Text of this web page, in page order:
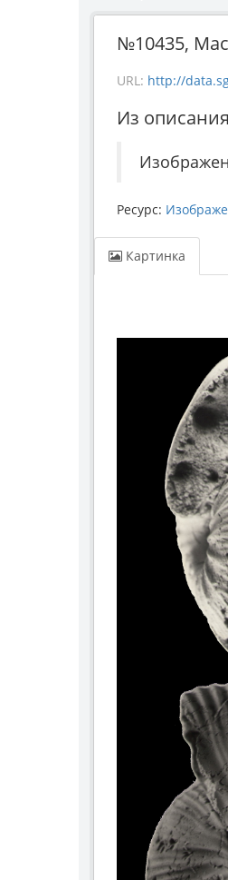
№10435,
URL: http://
Из
Ресурс:
Картинка